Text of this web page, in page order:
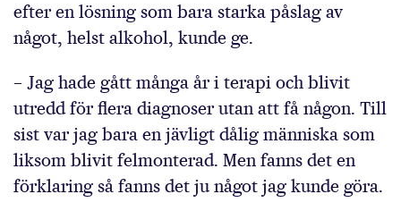
efter en lösning som bara starka påslag av
något, helst alkohol, kunde ge.
– Jag hade gått många år i terapi och blivit
utredd för flera diagnoser utan att få någon. Till
sist var jag bara en jävligt dålig människa som
liksom blivit felmonterad. Men fanns det en
förklaring så fanns det ju något jag kunde göra.